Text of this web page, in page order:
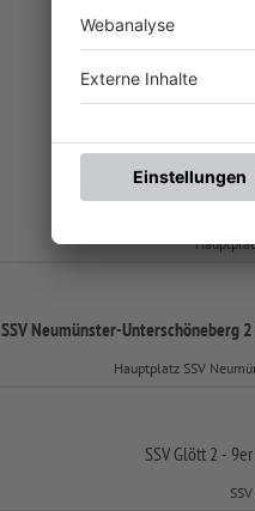
(SG 1) Kammeltal
SSV Neumünster-Unterschöneberg 2
Hauptplatz SSV
SSV Glött 2 - 9er